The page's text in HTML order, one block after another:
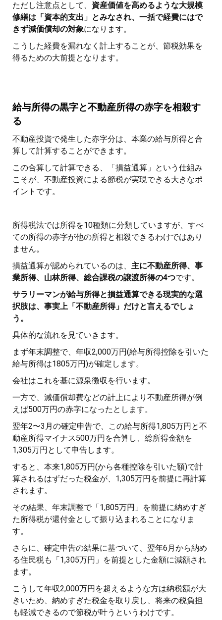
ただし注意点として、 資産価値を高めるような大規模
修繕は「資本的支出」とみなされ、一括で経費にはで
きず減価償却の対象になります。
こうした経費を漏れなく計上することが、節税効果を
得るための大前提となります。
給与所得の黒字と不動産所得の赤字を相殺す
る
不動産投資で発生した赤字分は、本業の給与所得と合
算して計算することができます。
この合算して計算できる、「損益通算」という仕組み
こそが、不動産投資による節税が実現できる大きなポ
イントです。
所得税法では所得を10種類に分類していますが、すべ
ての所得の赤字が他の所得と相殺できるわけではあり
ません。
損益通算が認められているのは、 主に不動産所得、事
業所得、山林所得、総合課税の譲渡所得の4つです。
サラリーマンが給与所得と損益通算できる現実的な選
択肢は、事実上「不動産所得」だけと言えるでしょ
う。
具体的な流れを見ていきます。
まず年末調整で、年収2,000万円(給与所得控除を引いた
給与所得は1805万円)が確定します。
会社はこれを基に源泉徴収を行います。
一方で、減価償却費などの計上により不動産所得が例
えば500万円の赤字になったとします。
翌年2〜3月の確定申告で、この給与所得1,805万円と不
動産所得マイナス500万円を合算し、総所得金額を
1,305万円として申告します。
すると、本来1,805万円(から各種控除を引いた額)で計
算されるはずだった税金が、1,305万円を前提に再計算
されます。
その結果、年末調整で「1,805万円」を前提に納めすぎ
た所得税が還付金として振り込まれることになりま
す。
さらに、確定申告の結果に基づいて、翌年6月から納め
る住民税も「1,305万円」を前提とした金額に減額され
ます。
こうして年収2,000万円を超えるような方は納税額が大
きいため、納めすぎた税金を取り戻し、将来の税負担
も軽減できるので節税が叶うというわけです。